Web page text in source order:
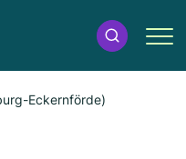
Eckernförde)